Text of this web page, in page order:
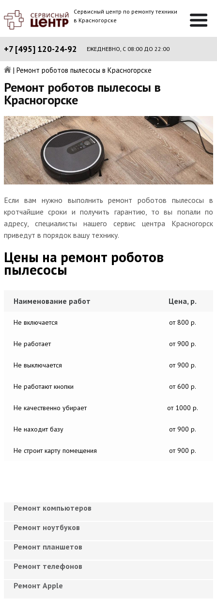
Сервисный центр по ремонту техники
в Красногорске
+7 [495] 120-24-92 ЕЖЕДНЕВНО, С 08:00 ДО 22:00
| Ремонт роботов пылесосы в Красногорске
Ремонт роботов пылесосы в
Красногорске
Если вам нужно выполнить ремонт роботов пылесосы в
кротчайшие сроки и получить гарантию, то вы попали по
адресу, специалисты нашего сервис центра Красногорск
приведут в порядок вашу технику.
Цены на ремонт роботов
пылесосы
Наименование работ Цена, р.
Не включается от 800 р.
Не работает от 900 р.
Не выключается от 900 р.
Не работают кнопки от 600 р.
Не качественно убирает от 1000 р.
Не находит базу от 900 р.
Не строит карту помещения от 900 р.
Ремонт компьютеров
Ремонт ноутбуков
Ремонт планшетов
Ремонт телефонов
Ремонт Apple